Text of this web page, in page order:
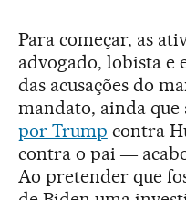
Para começar, as
advogado, lobista e
das acusações do
mandato, ainda que
por Trump contra
contra o pai ―
Ao pretender que